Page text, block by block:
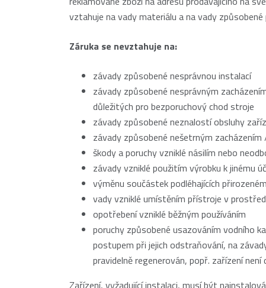
vztahuje na vady materiálu a na vady způsobené
Záruka se nevztahuje na:
závady způsobené nesprávnou instalací
závady způsobené nesprávným
důležitých pro bezporuchový chod stroje
závady způsobené neznalostí obsluhy
závady způsobené nešetrným
škody a poruchy vzniklé násilím nebo
závady vzniklé použitím výrobku k jinému
výměnu součástek podléhajících
vady vzniklé umístěním přístroje v
opotřebení vzniklé běžným používáním
poruchy způsobené usazováním vodního
postupem při jejich odstraňování, na
pravidelně regenerován, popř. zařízení
Zařízení, vyžadující instalaci, musí být